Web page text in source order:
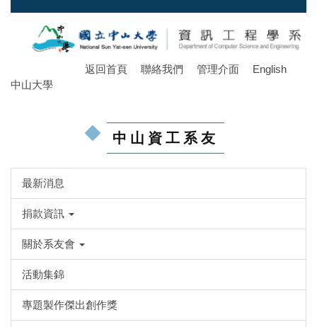
跳
容
返回首頁 聯絡我們 管理介面 English
中山大學
中山資工系友
最新消息
捐款資訊
關於系友會
活動集錦
專題製作傑出創作獎